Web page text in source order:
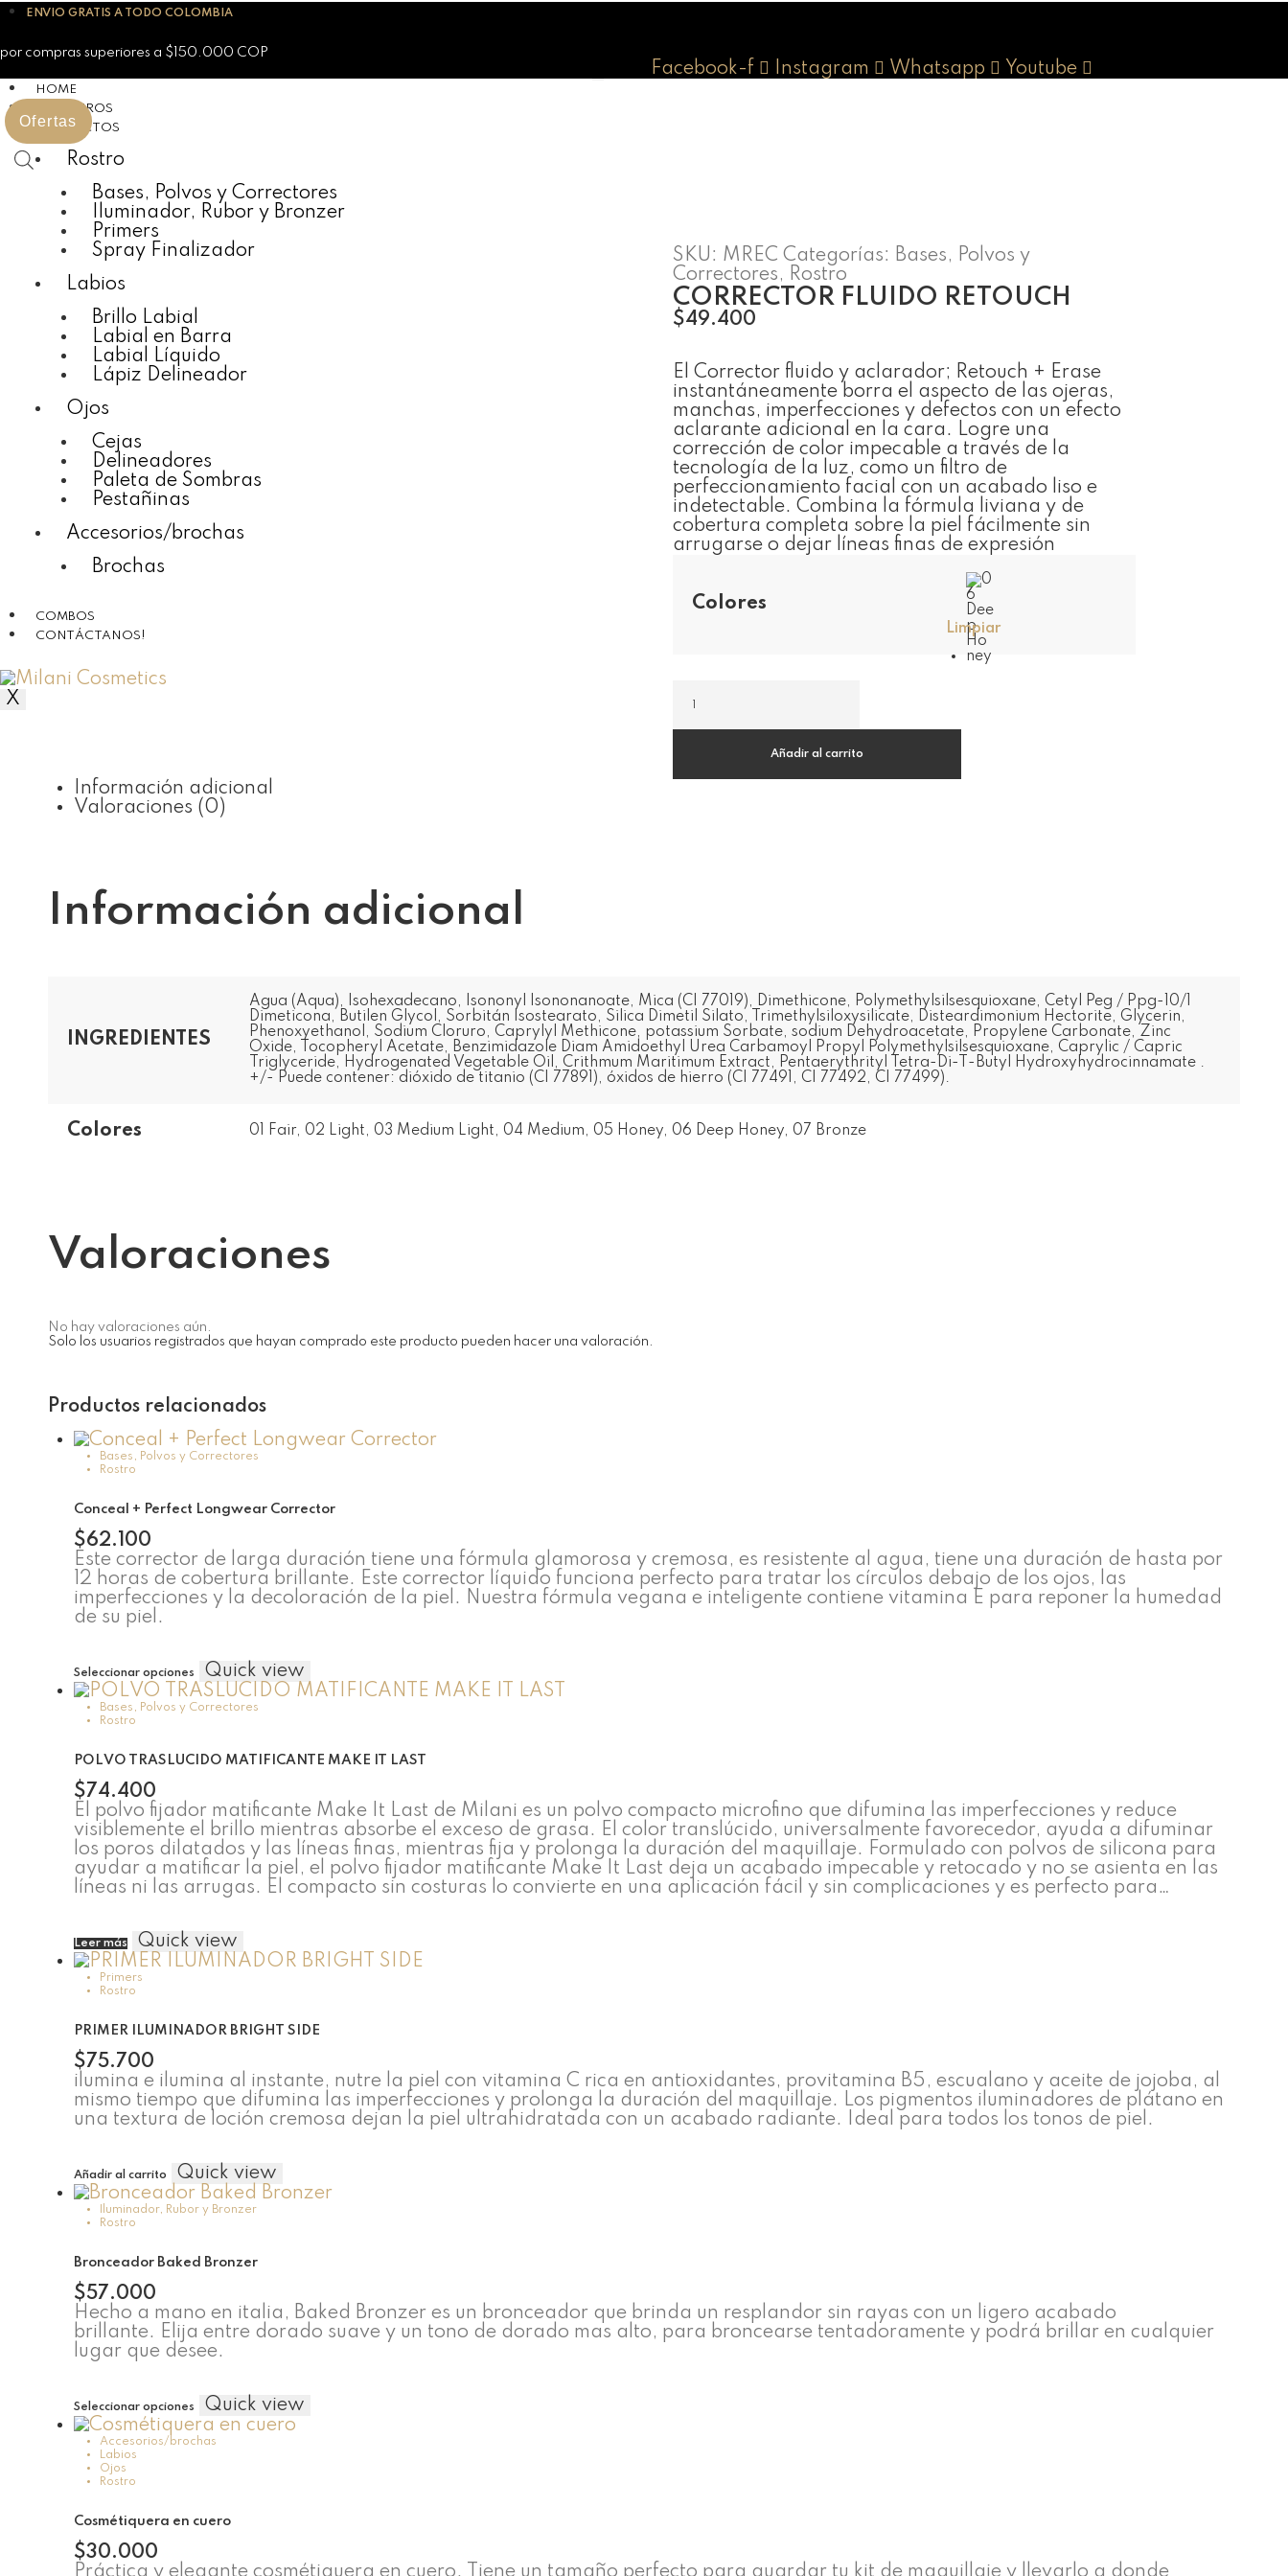
Skip
content
ENVIO GRATIS A TODO COLOMBIA
por compras superiores a $150.000 COP
Facebook-f Instagram Whatsapp Youtube
HOME
NOSOTROS
PRODUCTOS
Rostro
Bases, Polvos y Correctores
Iluminador, Rubor y Bronzer
Primers
Spray Finalizador
Labios
Brillo Labial
Labial en Barra
Labial Líquido
Lápiz Delineador
Ojos
Cejas
Delineadores
Paleta de Sombras
Pestañinas
Accesorios/brochas
Brochas
COMBOS
CONTÁCTANOS!
X
Ofertas
SKU: MREC Categorías: Bases, Polvos y
Correctores , Rostro
CORRECTOR FLUIDO RETOUCH
$49.400
El Corrector fluido y aclarador; Retouch + Erase
instantáneamente borra el aspecto de las ojeras,
manchas, imperfecciones y defectos con un efecto
aclarante adicional en la cara. Logre una
corrección de color impecable a través de la
tecnología de la luz, como un filtro de
perfeccionamiento facial con un acabado liso e
indetectable. Combina la fórmula liviana y de
cobertura completa sobre la piel fácilmente sin
arrugarse o dejar líneas finas de expresión
Colores
Limpiar
Fluido
Retouch
Añadir al carrito
Información adicional
Valoraciones (0)
Información adicional
INGREDIENTES
Agua (Aqua), Isohexadecano, Isononyl Isononanoate, Mica (CI 77019), Dimethicone, Polymethylsilsesquioxane, Cetyl Peg / Ppg-10/1
Dimeticona, Butilen Glycol, Sorbitán Isostearato, Silica Dimetil Silato, Trimethylsiloxysilicate, Disteardimonium Hectorite, Glycerin,
Phenoxyethanol, Sodium Cloruro, Caprylyl Methicone, potassium Sorbate, sodium Dehydroacetate, Propylene Carbonate, Zinc
Oxide, Tocopheryl Acetate, Benzimidazole Diam Amidoethyl Urea Carbamoyl Propyl Polymethylsilsesquioxane, Caprylic / Capric
Triglyceride, Hydrogenated Vegetable Oil, Crithmum Maritimum Extract, Pentaerythrityl Tetra-Di-T-Butyl Hydroxyhydrocinnamate .
+/- Puede contener: dióxido de titanio (CI 77891), óxidos de hierro (CI 77491, CI 77492, CI 77499).
Colores 01 Fair, 02 Light, 03 Medium Light, 04 Medium, 05 Honey, 06 Deep Honey, 07 Bronze
Valoraciones
No hay valoraciones aún.
Solo los usuarios registrados que hayan comprado este producto pueden hacer una valoración.
Productos relacionados
Bases, Polvos y Correctores
Rostro
Conceal + Perfect Longwear Corrector
$62.100
Este corrector de larga duración tiene una fórmula glamorosa y cremosa, es resistente al agua, tiene una duración de hasta por
12 horas de cobertura brillante. Este corrector líquido funciona perfecto para tratar los círculos debajo de los ojos, las
imperfecciones y la decoloración de la piel. Nuestra fórmula vegana e inteligente contiene vitamina E para reponer la humedad
de su piel.
Seleccionar opciones
Este
producto
tiene
Las
se
pueden
elegir
en
la
página
producto
Quick view
Bases, Polvos y Correctores
Rostro
POLVO TRASLUCIDO MATIFICANTE MAKE IT LAST
$74.400
El polvo fijador matificante Make It Last de Milani es un polvo compacto microfino que difumina las imperfecciones y reduce
visiblemente el brillo mientras absorbe el exceso de grasa. El color translúcido, universalmente favorecedor, ayuda a difuminar
los poros dilatados y las líneas finas, mientras fija y prolonga la duración del maquillaje. Formulado con polvos de silicona para
ayudar a matificar la piel, el polvo fijador matificante Make It Last deja un acabado impecable y retocado y no se asienta en las
líneas ni las arrugas. El compacto sin costuras lo convierte en una aplicación fácil y sin complicaciones y es perfecto para…
Leer más Quick view
Primers
Rostro
PRIMER ILUMINADOR BRIGHT SIDE
$75.700
ilumina e ilumina al instante, nutre la piel con vitamina C rica en antioxidantes, provitamina B5, escualano y aceite de jojoba, al
mismo tiempo que difumina las imperfecciones y prolonga la duración del maquillaje. Los pigmentos iluminadores de plátano en
una textura de loción cremosa dejan la piel ultrahidratada con un acabado radiante. Ideal para todos los tonos de piel.
Añadir al carrito Quick view
Iluminador, Rubor y Bronzer
Rostro
Bronceador Baked Bronzer
$57.000
Hecho a mano en italia, Baked Bronzer es un bronceador que brinda un resplandor sin rayas con un ligero acabado
brillante. Elija entre dorado suave y un tono de dorado mas alto, para broncearse tentadoramente y podrá brillar en cualquier
lugar que desee.
Seleccionar opciones
Este
producto
tiene
opciones
Quick view
Accesorios/brochas
Labios
Ojos
Rostro
Cosmétiquera en cuero
$30.000
Práctica y elegante cosmétiquera en cuero. Tiene un tamaño perfecto para guardar tu kit de maquillaje y llevarlo a donde